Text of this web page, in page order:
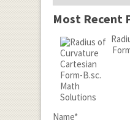
Most Recent
Name*